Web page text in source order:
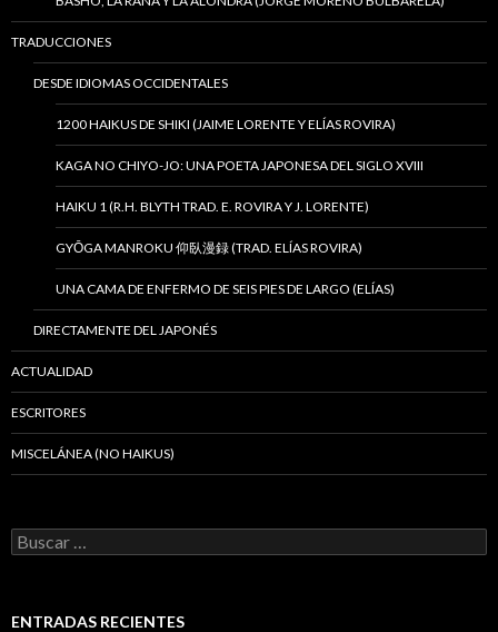
TRADUCCIONES
DESDE IDIOMAS OCCIDENTALES
1200 HAIKUS DE SHIKI (JAIME LORENTE Y ELÍAS ROVIRA)
KAGA NO CHIYO-JO: UNA POETA JAPONESA DEL SIGLO XVIII
HAIKU 1 (R.H. BLYTH TRAD. E. ROVIRA Y J. LORENTE)
GYŌGA MANROKU 仰臥漫録 (TRAD. ELÍAS ROVIRA)
UNA CAMA DE ENFERMO DE SEIS PIES DE LARGO (ELÍAS)
DIRECTAMENTE DEL JAPONÉS
ACTUALIDAD
ESCRITORES
MISCELÁNEA (NO HAIKUS)
B
u
a
ENTRADAS RECIENTES